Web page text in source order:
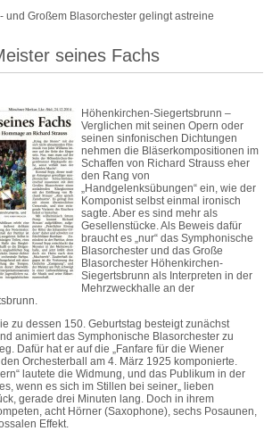
Großem Blasorchester gelingt astreine
seines Fachs
Höhenkirchen-Siegertsbrunn –
Verglichen mit seinen Opern oder
seinen sinfonischen Dichtungen
nehmen die Bläserkompositionen im
Schaffen von Richard Strauss eher
den Rang von
„Handgelenksübungen“ ein, wie der
Komponist selbst einmal ironisch
sagte. Aber es sind mehr als
Gesellenstücke. Als Beweis dafür
braucht es „nur“ das Symphonische
Blasorchester und das Große
Blasorchester Höhenkirchen-
Siegertsbrunn als Interpreten in der
Mehrzweckhalle an der
zu dessen 150. Geburtstag besteigt zunächst
animiert das Symphonische Blasorchester zu
Dafür hat er auf die „Fanfare für die Wiener
Orchesterball am 4. März 1925 komponierte.
lautete die Widmung, und das Publikum in der
wenn es sich im Stillen bei seiner„ lieben
gerade drei Minuten lang. Doch in ihrem
acht Hörner (Saxophone), sechs Posaunen,
Effekt.